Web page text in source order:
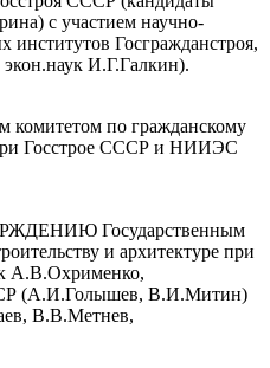
с участием научно-
институтов Госгражданстроя,
И.Г.Галкин).
по гражданскому
при Госстрое СССР и НИИЭС
Государственным
и архитектуре при
А.В.Охрименко,
(А.И.Голышев, В.И.Митин)
В.В.Метнев,